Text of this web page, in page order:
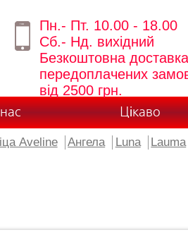
Пн.- Пт. 10.00 - 18.00
Сб.- Нд. вихідний
Безкоштовна доставка
передоплачених
від 2500 грн.
Цікаво
Aveline Ангела Luna Lauma